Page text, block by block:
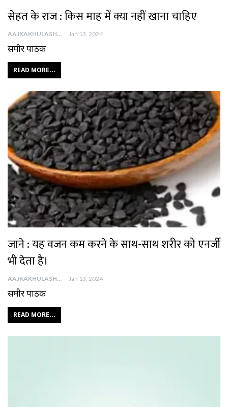
सेहत के राज : किस माह में क्या नहीं खाना चाहिए
AAJKAKHULASHA Jan 13, 2024
समीर पाठक
READ MORE...
जाने : यह वजन कम करने के साथ-साथ शरीर को एनर्जी
भी देता है।
AAJKAKHULASHA Jan 13, 2024
समीर पाठक
READ MORE...